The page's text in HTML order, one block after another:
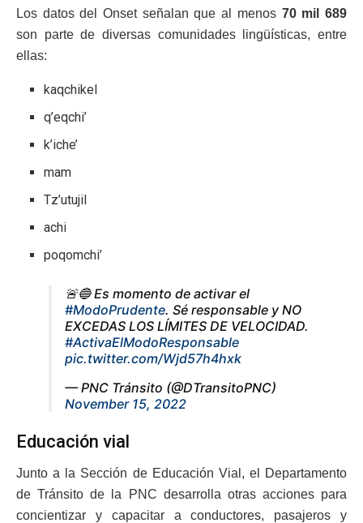
Los datos del Onset señalan que al menos70 mil 689
son parte de diversas comunidades lingüísticas, entre
ellas:
kaqchikel
q’eqchi’
k’iche’
mam
Tz’utujil
achi
poqomchi’
🚨🔵 Es momento de activar el
#ModoPrudente. Sé responsable y NO
EXCEDAS LOS LÍMITES DE VELOCIDAD.
#ActivaElModoResponsable
pic.twitter.com/Wjd57h4hxk
— PNC Tránsito (@DTransitoPNC)
November 15, 2022
Educación vial
Junto a la Sección de Educación Vial, el Departamento
de Tránsito de la PNC desarrolla otras acciones para
concientizar y capacitar a conductores, pasajeros y